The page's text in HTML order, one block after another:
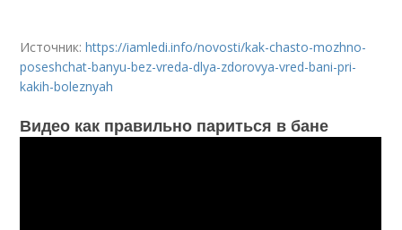
Источник:https://iamledi.info/novosti/kak-chasto-mozhno-
poseshchat-banyu-bez-vreda-dlya-zdorovya-vred-bani-pri-
kakih-boleznyah
Видео как правильно париться в бане